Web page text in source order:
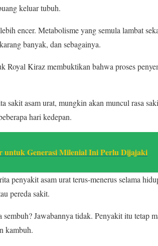
keluar tubuh.
encer. Metabolisme yang semula lambat
banyak, dan sebagainya.
Royal Kiraz membuktikan bahwa proses
sakit asam urat, mungkin akan muncul rasa
hari kedepan.
untuk Generasi Milenial Ini Perlu Dijajaki
penyakit asam urat terus-menerus selama
pereda sakit.
Jawabannya tidak. Penyakit itu tetap
kambuh.